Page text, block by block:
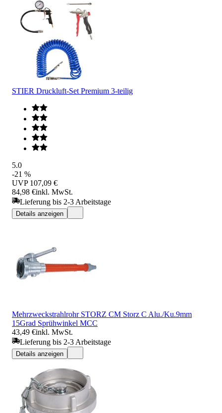
STIER Druckluft-Set Premium 3-teilig
5.0
-21 %
UVP 107,09 €
84,98 €inkl. MwSt.
Lieferung bis 2-3 Arbeitstage
Details anzeigen
Mehrzweckstrahlrohr STORZ CM Storz C Alu./Ku.9mm
15Grad Sprühwinkel MCC
43,49 €inkl. MwSt.
Lieferung bis 2-3 Arbeitstage
Details anzeigen